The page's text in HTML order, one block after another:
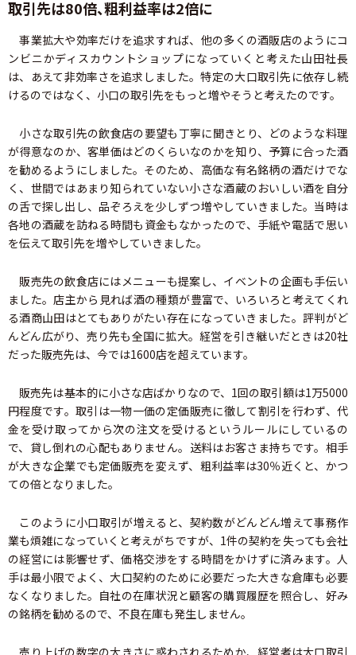
取引先は80倍、粗利益率は2倍に
事業拡大や効率だけを追求すれば、他の多くの酒販店のようにコ
ンビニかディスカウントショップになっていくと考えた山田社長
は、あえて非効率さを追求しました。特定の大口取引先に依存し続
けるのではなく、小口の取引先をもっと増やそうと考えたのです。
小さな取引先の飲食店の要望も丁寧に聞きとり、どのような料理
が得意なのか、客単価はどのくらいなのかを知り、予算に合った酒
を勧めるようにしました。そのため、高価な有名銘柄の酒だけでな
く、世間ではあまり知られていない小さな酒蔵のおいしい酒を自分
の舌で探し出し、品ぞろえを少しずつ増やしていきました。当時は
各地の酒蔵を訪ねる時間も資金もなかったので、手紙や電話で思い
を伝えて取引先を増やしていきました。
販売先の飲食店にはメニューも提案し、イベントの企画も手伝い
ました。店主から見れば酒の種類が豊富で、いろいろと考えてくれ
る酒商山田はとてもありがたい存在になっていきました。評判がど
んどん広がり、売り先も全国に拡大。経営を引き継いだときは20社
だった販売先は、今では1600店を超えています。
販売先は基本的に小さな店ばかりなので、1回の取引額は1万5000
円程度です。取引は一物一価の定価販売に徹して割引を行わず、代
金を受け取ってから次の注文を受けるというルールにしているの
で、貸し倒れの心配もありません。送料はお客さま持ちです。相手
が大きな企業でも定価販売を変えず、粗利益率は30％近くと、かつ
ての倍となりました。
このように小口取引が増えると、契約数がどんどん増えて事務作
業も煩雑になっていくと考えがちですが、1件の契約を失っても会社
の経営には影響せず、価格交渉をする時間をかけずに済みます。人
手は最小限でよく、大口契約のために必要だった大きな倉庫も必要
なくなりました。自社の在庫状況と顧客の購買履歴を照合し、好み
の銘柄を勧めるので、不良在庫も発生しません。